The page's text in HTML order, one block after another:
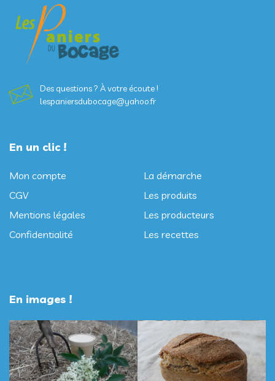
Des questions ? À votre écoute !
lespaniersdubocage@yahoo.fr
En un clic !
Mon compte
CGV
Mentions légales
Confidentialité
La démarche
Les produits
Les producteurs
Les recettes
En images !